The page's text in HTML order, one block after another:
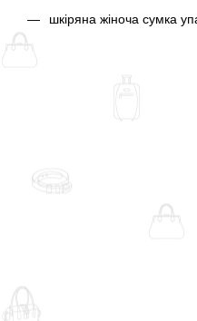
шкіряна жіноча сумка